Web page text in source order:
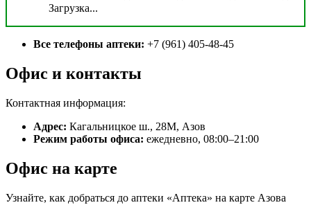
Загрузка...
Все телефоны аптеки: +7 (961) 405-48-45
Офис и контакты
Контактная информация:
Адрес: Кагальницкое ш., 28М, Азов
Режим работы офиса: ежедневно, 08:00–21:00
Офис на карте
Узнайте, как добраться до аптеки «Аптека» на карте Азова